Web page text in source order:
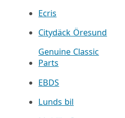
Ecris
Citydäck Öresund
Genuine Classic
Parts
EBDS
Lunds bil